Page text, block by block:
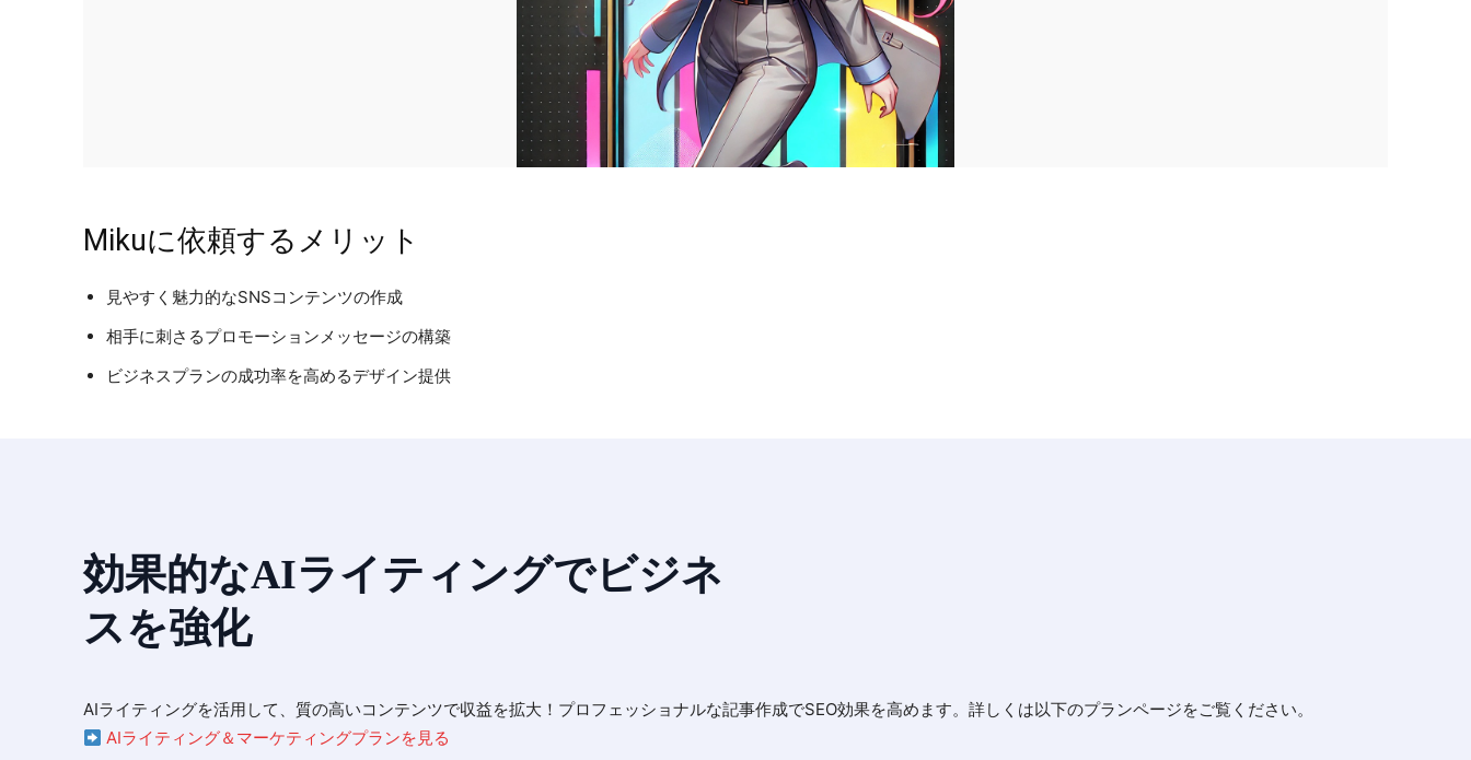
Mikuに依頼するメリット
見やすく魅力的なSNSコンテンツの作成
相手に刺さるプロモーションメッセージの構築
ビジネスプランの成功率を高めるデザイン提供
効果的なAIライティングでビジネ
スを強化
AIライティングを活用して、質の高いコンテンツで収益を拡大！プロフェッショナルな記事作成でSEO効果を高めます。詳しくは以下のプランページをご覧ください。
AIライティング＆マーケティングプランを見る